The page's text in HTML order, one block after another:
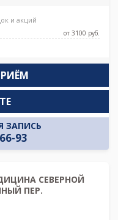
и акций
от 3100 pуб.
ЗАПИСЬ
93
СЕВЕРНОЙ
ПЕР.